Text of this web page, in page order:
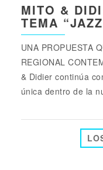
MITO &
TEMA
UNA PROPUESTA
REGIONAL
& Didier continúa
única dentro de la